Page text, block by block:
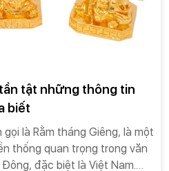
tật những thông tin
biết
là Rằm tháng Giêng, là một
thống quan trọng trong văn
đặc biệt là Việt Nam.